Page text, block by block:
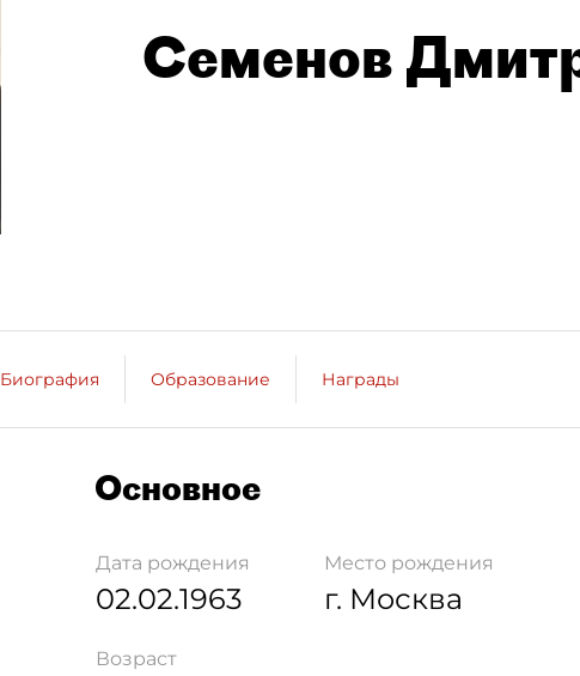
Семенов
Биография Образование Награды
Основное
Дата рождения
02.02.1963
Место рождения
г. Москва
Возраст